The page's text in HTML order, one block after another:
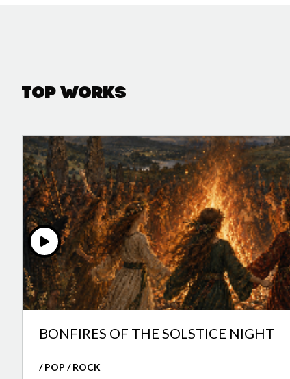
Top Works
BONFIRES OF THE SOLSTICE NIGHT
/ POP / ROCK